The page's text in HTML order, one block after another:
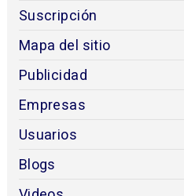
Suscripción
Mapa del sitio
Publicidad
Empresas
Usuarios
Blogs